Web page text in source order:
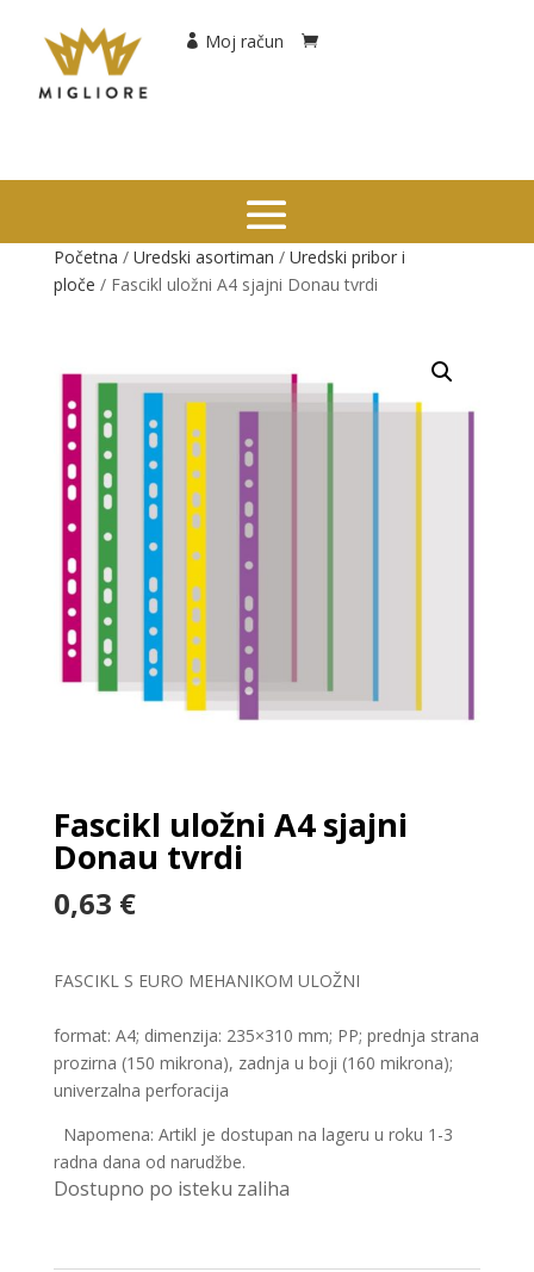
Moj račun
Početna / Uredski asortiman / Uredski pribor i
ploče / Fascikl uložni A4 sjajni Donau tvrdi
Fascikl uložni A4 sjajni
Donau tvrdi
0,63 €
FASCIKL S EURO MEHANIKOM ULOŽNI
format: A4; dimenzija: 235×310 mm; PP; prednja strana
prozirna (150 mikrona), zadnja u boji (160 mikrona);
univerzalna perforacija
Napomena: Artikl je dostupan na lageru u roku 1-3
radna dana od narudžbe.
Dostupno po isteku zaliha